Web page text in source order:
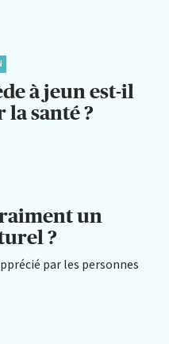
à jeun est-il
santé ?
un
?
par les personnes